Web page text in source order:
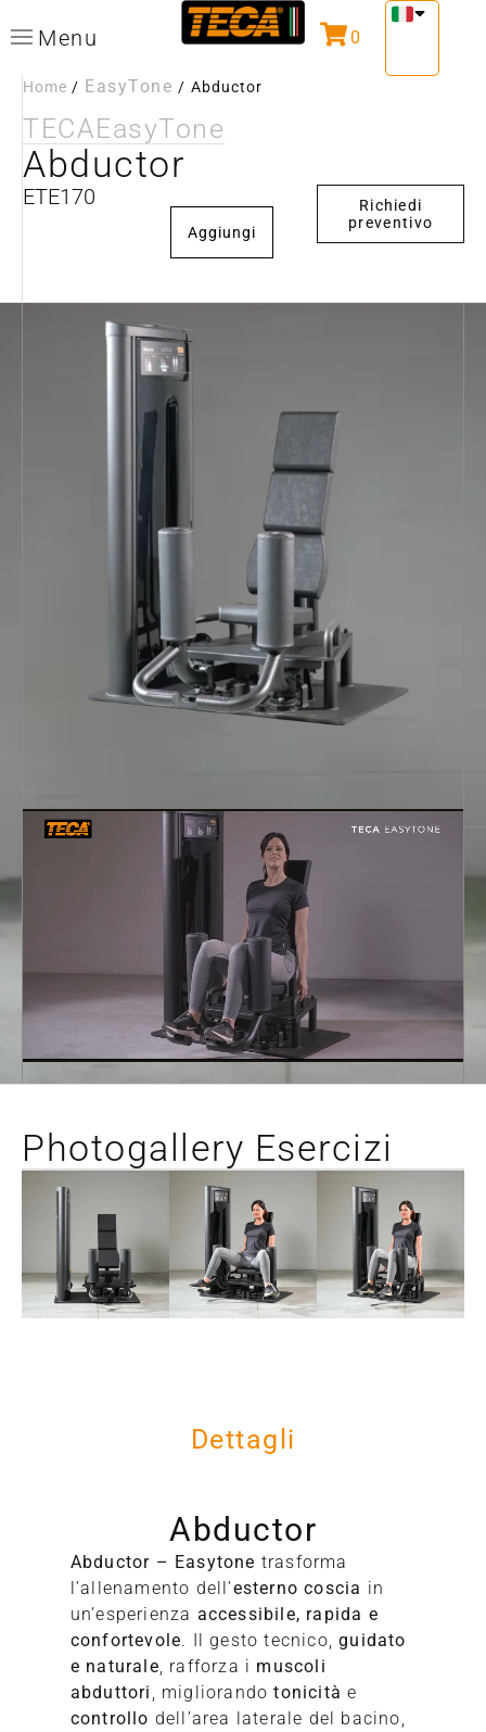
Menu 0
Home / EasyTone / Abductor
TECAEasyTone
Abductor
ETE170
Aggiungi
Richiedi
preventivo
Photogallery Esercizi
Dettagli
Abductor
Abductor – Easytone trasforma
l’allenamento dell’esterno coscia in
un’esperienza accessibile, rapida e
confortevole. Il gesto tecnico,guidato
e naturale , rafforza i muscoli
abduttori
, migliorandotonicità e
controllo dell’area laterale del bacino,